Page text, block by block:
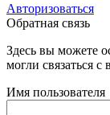
Авторизоваться
Обратная связь
Здесь вы можете
могли связаться с
Имя пользователя